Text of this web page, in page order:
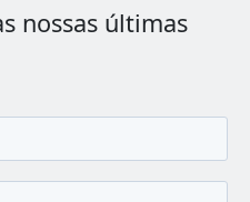
nossas últimas